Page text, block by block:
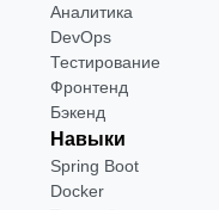
Аналитика
DevOps
Тестирование
Фронтенд
Бэкенд
Навыки
Spring Boot
Docker